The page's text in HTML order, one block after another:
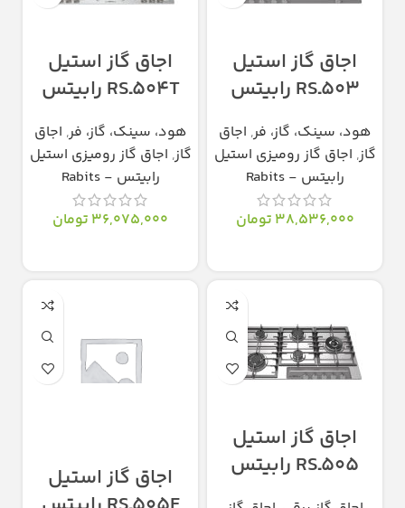
اجاق گاز استیل
503ـRS رابیتس
هود، سینک، گاز، فر, اجاق
گاز, اجاق گاز رومیزی استیل
رابیتس - Rabits
38,536,000 تومان
اجاق گاز استیل
504TـRS رابیتس
هود، سینک، گاز، فر, اجاق
گاز, اجاق گاز رومیزی استیل
رابیتس - Rabits
36,075,000 تومان
اجاق گاز استیل
505ـRS رابیتس
اجاق گاز استیل